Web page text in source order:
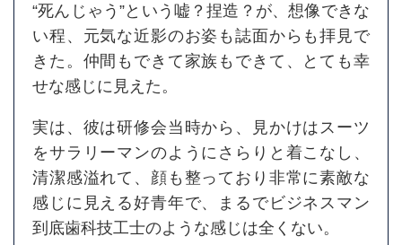
“死んじゃう”という嘘？捏造？が、想像できな
い程、元気な近影のお姿も誌面からも拝見で
きた。仲間もできて家族もできて、とても幸
せな感じに見えた。
実は、彼は研修会当時から、見かけはスーツ
をサラリーマンのようにさらりと着こなし、
清潔感溢れて、顔も整っており非常に素敵な
感じに見える好青年で、まるでビジネスマン
到底歯科技工士のような感じは全くない。